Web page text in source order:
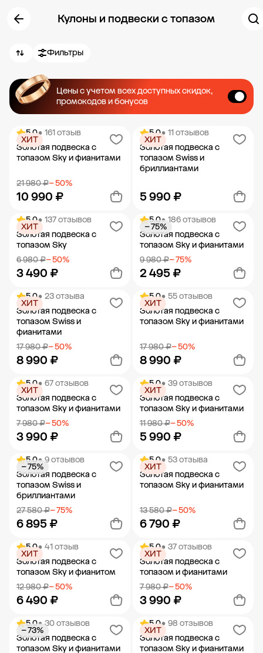
Кулоны и подвески с топазом
Фильтры
Цены с учетом всех доступных скидок,
промокодов и бонусов
5.0• 161 отзыв
Золотая подвеска с
топазом Sky и фианитами
21 980 ₽− 50%
10 990 ₽
ХИТ
Добавить в корзину
5.0• 11 отзывов
Золотая подвеска с
топазом Swiss и
бриллиантами
5 990 ₽
ХИТ
Добавить в корзину
5.0• 137 отзывов
Золотая подвеска с
топазом Sky
6 980 ₽− 50%
3 490 ₽
ХИТ
Добавить в корзину
5.0• 186 отзывов
Золотая подвеска с
топазом Sky и фианитами
9 980 ₽− 75%
2 495 ₽
− 75%
Добавить в корзину
5.0• 23 отзыва
Золотая подвеска с
топазом Swiss и
фианитами
17 980 ₽− 50%
8 990 ₽
ХИТ
Добавить в корзину
5.0• 55 отзывов
Золотая подвеска с
топазом Sky и фианитами
17 980 ₽− 50%
8 990 ₽
ХИТ
Добавить в корзину
5.0• 67 отзывов
Золотая подвеска с
топазом Sky и фианитами
7 980 ₽− 50%
3 990 ₽
ХИТ
Добавить в корзину
5.0• 39 отзывов
Золотая подвеска с
топазом Sky и фианитами
11 980 ₽− 50%
5 990 ₽
ХИТ
Добавить в корзину
5.0• 9 отзывов
Золотая подвеска с
топазом Swiss и
бриллиантами
27 580 ₽− 75%
6 895 ₽
− 75%
Добавить в корзину
5.0• 53 отзыва
Золотая подвеска с
топазом Sky и фианитами
13 580 ₽− 50%
6 790 ₽
ХИТ
Добавить в корзину
5.0• 41 отзыв
Золотая подвеска с
топазом Sky и фианитом
12 980 ₽− 50%
6 490 ₽
ХИТ
Добавить в корзину
5.0• 37 отзывов
Золотая подвеска с
топазом и фианитами
7 980 ₽− 50%
3 990 ₽
ХИТ
Добавить в корзину
5.0• 30 отзывов
Золотая подвеска с
топазом Sky и фианитами
− 73%
5.0• 98 отзывов
Золотая подвеска с
топазом Sky и фианитами
ХИТ